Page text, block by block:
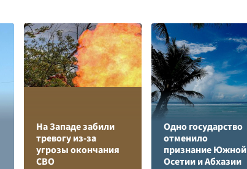
На Западе забили
тревогу из-за
угрозы окончания
СВО
Одно государство
отменило
признание Южной
Осетии и Абхазии